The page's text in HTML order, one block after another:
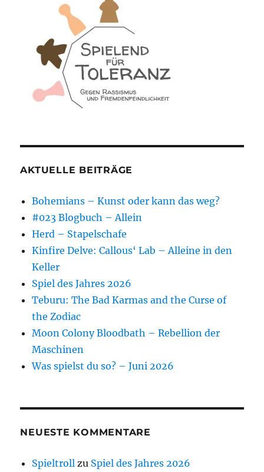
AKTUELLE BEITRÄGE
Bohemians – Kunst oder kann das weg?
#023 Blogbuch – Allein
Herd – Stapelschafe
Kinfire Delve: Callous‘ Lab – Alleine in den
Keller
Spiel des Jahres 2026
Teburu: The Bad Karmas and the Curse of
the Zodiac
Moon Colony Bloodbath – Rebellion der
Maschinen
Was spielst du so? – Juni 2026
NEUESTE KOMMENTARE
Spieltroll zu Spiel des Jahres 2026